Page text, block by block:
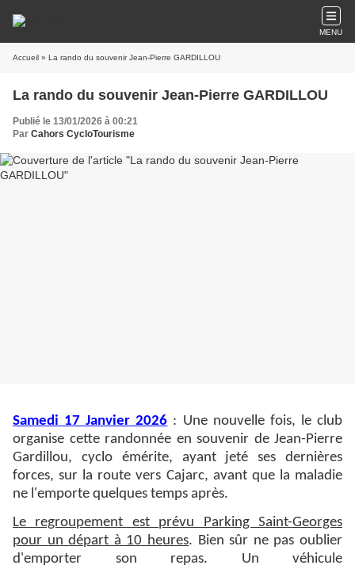
MENU
Accueil » La rando du souvenir Jean-Pierre GARDILLOU
La rando du souvenir Jean-Pierre GARDILLOU
Publié le 13/01/2026 à 00:21
Par Cahors CycloTourisme
Samedi 17 Janvier 2026 : Une nouvelle fois, le club
organise cette randonnée en souvenir de Jean-Pierre
Gardillou, cyclo émérite, ayant jeté ses dernières
forces, sur la route vers Cajarc, avant que la maladie
ne l'emporte quelques temps après.
Le regroupement est prévu Parking Saint-Georges
pour un départ à 10 heures. Bien sûr ne pas oublier
d'emporter son repas. Un véhicule